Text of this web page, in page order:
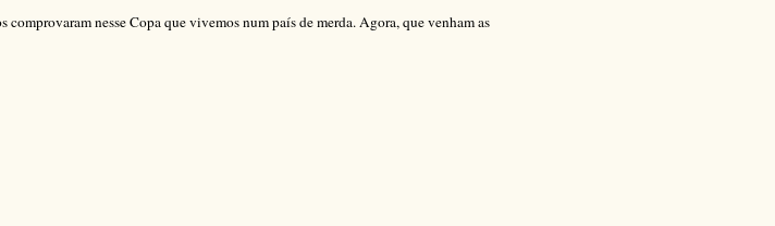
nesse Copa que vivemos num país de merda. Agora, que venham as